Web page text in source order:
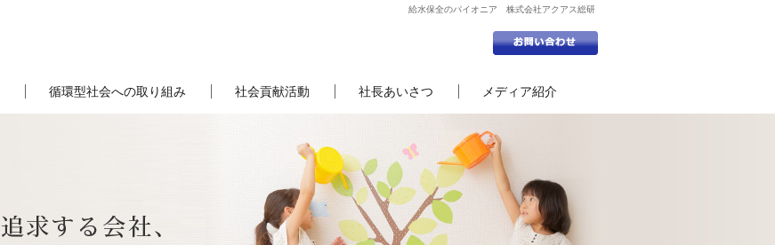
給水保全のパイオニア 株式会社アクアス総研
循環型社会への取り組み 社会貢献活動 社長あいさつ メディア紹介